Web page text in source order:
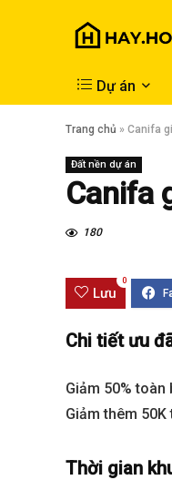
Dự án
Trang chủ » Canifa
Đất nền dự án
Canifa
180
Lưu
0
Chi tiết ưu
Giảm 50% toàn
Giảm thêm
Thời gian